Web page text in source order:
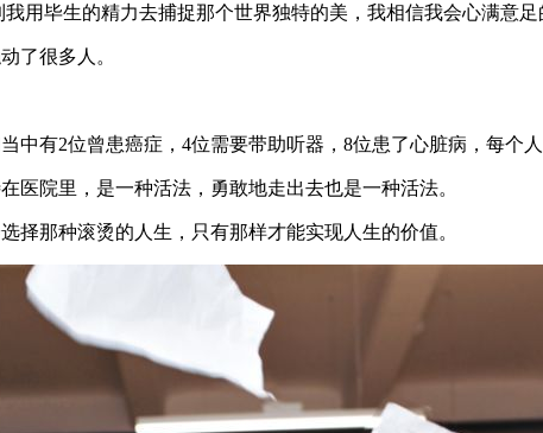
用毕生的精力去捕捉那个世界独特的美，我相信我会心满意
了很多人。
中有2位曾患癌症，4位需要带助听器，8位患了心脏病，每个
医院里，是一种活法，勇敢地走出去也是一种活法。
择那种滚烫的人生，只有那样才能实现人生的价值。